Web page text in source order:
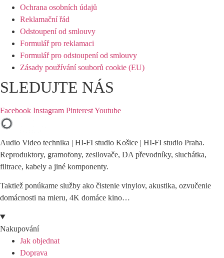
Ochrana osobních údajů
Reklamační řád
Odstoupení od smlouvy
Formulář pro reklamaci
Formulář pro odstoupení od smlouvy
Zásady používání souborů cookie (EU)
SLEDUJTE NÁS
Facebook Instagram PinterestYoutube
Audio Video technika | HI-FI studio Košice | HI-FI studio Praha.
Reproduktory, gramofony, zesilovače, DA převodníky, sluchátka,
filtrace, kabely a jiné komponenty.
Taktiež ponúkame služby ako čistenie vinylov, akustika, ozvučenie
domácnosti na mieru, 4K domáce kino…
Nakupování
Jak objednat
Doprava